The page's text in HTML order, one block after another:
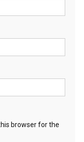
browser for the